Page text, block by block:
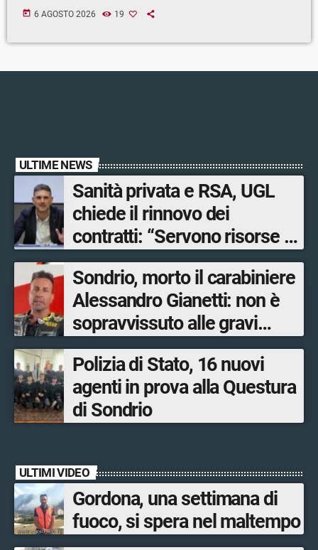
today 6 AGOSTO 2026 19
ULTIME NEWS
Sanità privata e RSA, UGL
chiede il rinnovo dei
contratti: “Servono risorse e
salari adeguati”
Sondrio, morto il carabiniere
Alessandro Gianetti: non è
sopravvissuto alle gravi
ustioni
Polizia di Stato, 16 nuovi
agenti in prova alla Questura
di Sondrio
ULTIMI VIDEO
Gordona, una settimana di
fuoco, si spera nel maltempo